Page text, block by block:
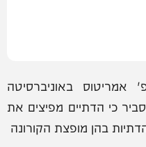
אמריטוס באוניברסיטה
כי הדתיים מפיצים את
בהן מופצת הקורונה